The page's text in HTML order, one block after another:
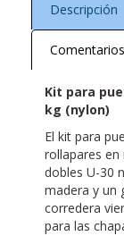
Descripción
Kit para
kg (nylon)
El kit para
rollapares
dobles U-30
madera y un
corredera
para las